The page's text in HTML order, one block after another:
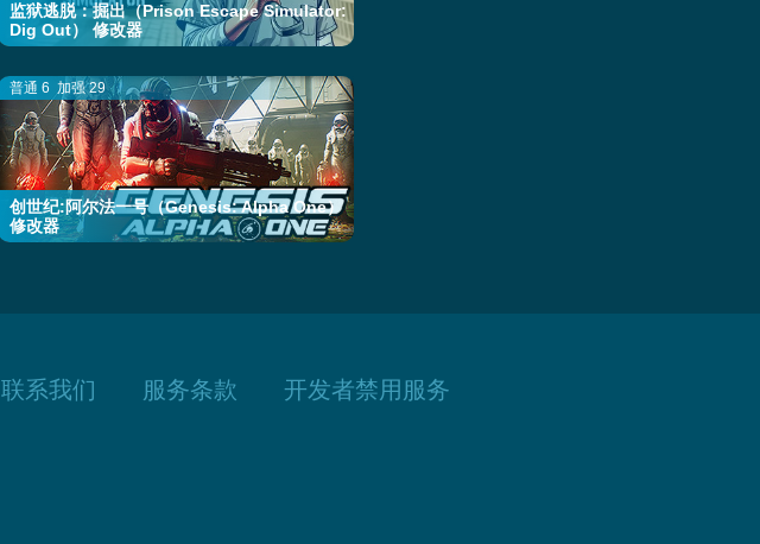
监狱逃脱：掘出（Prison Escape Simulator:
Dig Out） 修改器
普通 6 加强 29
创世纪:阿尔法一号（Genesis: Alpha One）
修改器
联系我们 服务条款 开发者禁用服务